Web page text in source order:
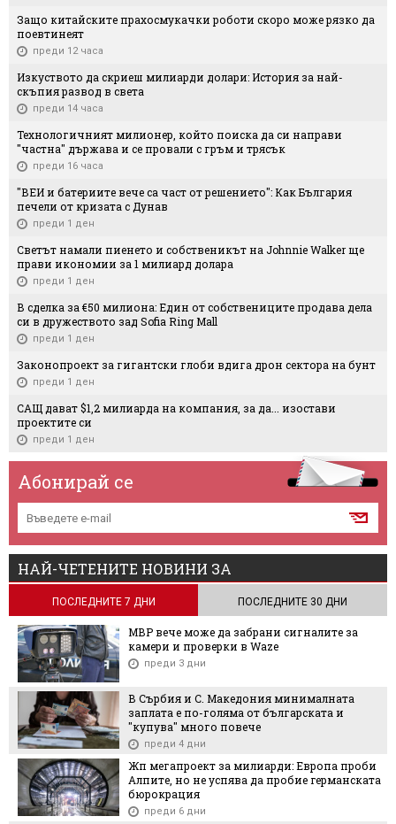
Защо китайските прахосмукачки роботи скоро може рязко да
поевтинеят
преди 12 часа
Изкуството да скриеш милиарди долари: История за най-
скъпия развод в света
преди 14 часа
Технологичният милионер, който поиска да си направи
"частна" държава и се провали с гръм и трясък
преди 16 часа
"ВЕИ и батериите вече са част от решението": Как България
печели от кризата с Дунав
преди 1 ден
Светът намали пиенето и собственикът на Johnnie Walker ще
прави икономии за 1 милиард долара
преди 1 ден
В сделка за €50 милиона: Един от собствениците продава дела
си в дружеството зад Sofia Ring Mall
преди 1 ден
Законопроект за гигантски глоби вдига дрон сектора на бунт
преди 1 ден
САЩ дават $1,2 милиарда на компания, за да... изостави
проектите си
преди 1 ден
Абонирай се
НАЙ-ЧЕТЕНИТЕ НОВИНИ ЗА
ПОСЛЕДНИТЕ 7 ДНИ ПОСЛЕДНИТЕ 30 ДНИ
МВР вече може да забрани сигналите за
камери и проверки в Waze
преди 3 дни
В Сърбия и С. Македония минималната
заплата е по-голяма от българската и
"купува" много повече
преди 4 дни
Жп мегапроект за милиарди: Европа проби
Алпите, но не успява да пробие германската
бюрокрация
преди 6 дни